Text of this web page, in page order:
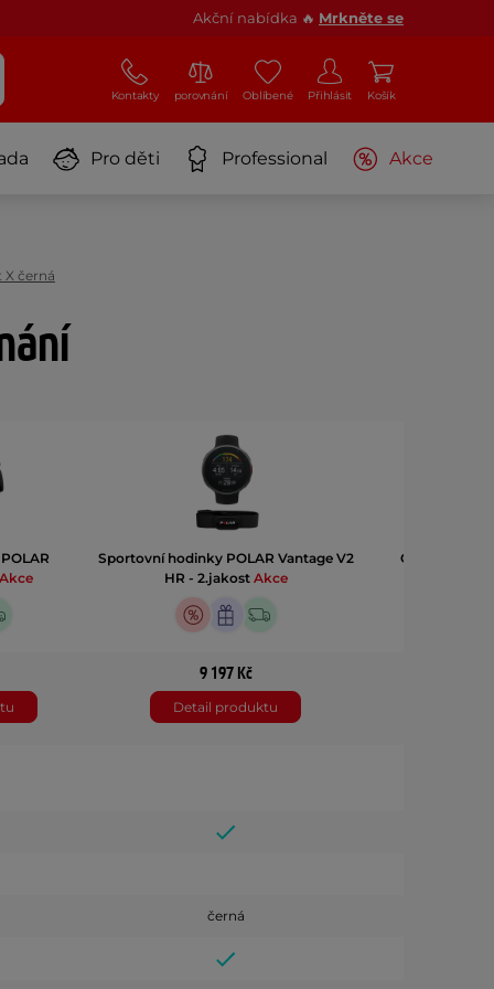
Akční nabídka 🔥 Mrkněte se
Kontakty porovnání Oblíbené Přihlásit Košík
Pro děti Professional Akce
X černá
Akce
Sportovní hodinky POLAR Vantage V2
HR - 2.jakost Akce
Outdoorové
9 197 Kč
Detail produktu
černá